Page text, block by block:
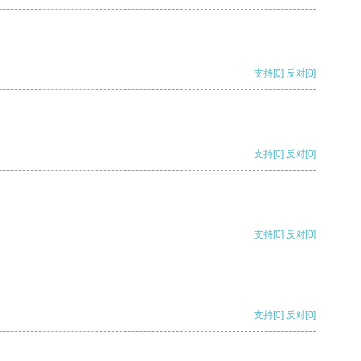
支持[0] 反对[0]
支持[0] 反对[0]
支持[0] 反对[0]
支持[0] 反对[0]